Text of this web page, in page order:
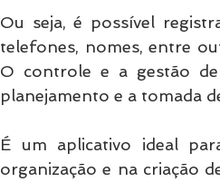
Ou seja, é possível
telefones, nomes, entre
O controle e a gestão
planejamento e a tomada
É um aplicativo ideal
organização e na criação